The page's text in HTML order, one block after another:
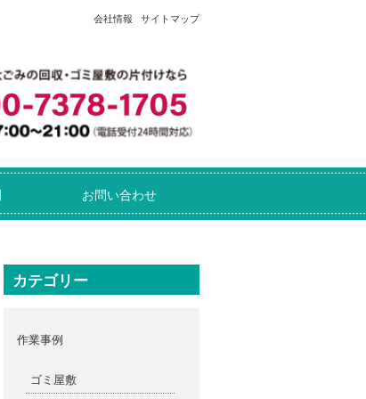
会社情報 サイトマップ
お問い合わせ
カテゴリー
作業事例
ゴミ屋敷